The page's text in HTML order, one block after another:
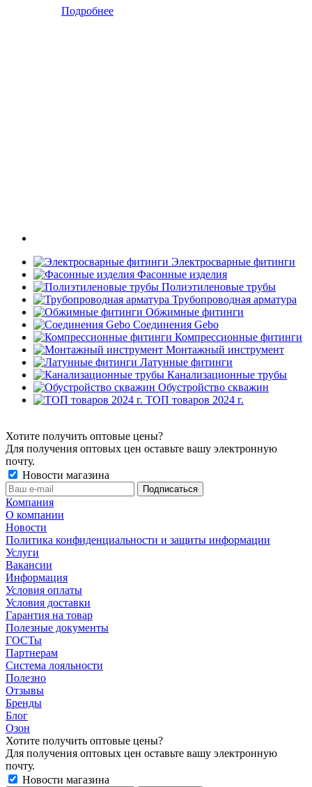
Подробнее
Электросварные фитинги
Фасонные изделия
Полиэтиленовые трубы
Трубопроводная арматура
Обжимные фитинги
Соединения Gebo
Компрессионные фитинги
Монтажный инструмент
Латунные фитинги
Канализационные трубы
Обустройство скважин
ТОП товаров 2024 г.
Хотите получить оптовые цены?
Для получения оптовых цен оставьте вашу электронную
почту.
Новости магазина
Компания
О компании
Новости
Политика конфиденциальности и защиты информации
Услуги
Вакансии
Информация
Условия оплаты
Условия доставки
Гарантия на товар
Полезные документы
ГОСТы
Партнерам
Система лояльности
Полезно
Отзывы
Бренды
Блог
Озон
Хотите получить оптовые цены?
Для получения оптовых цен оставьте вашу электронную
почту.
Новости магазина